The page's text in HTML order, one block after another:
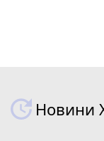
Новини